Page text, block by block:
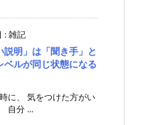
: 雑記
説明」は「聞き手」と
ベルが同じ状態になる
に、 気をつけた方がい
自分 ...